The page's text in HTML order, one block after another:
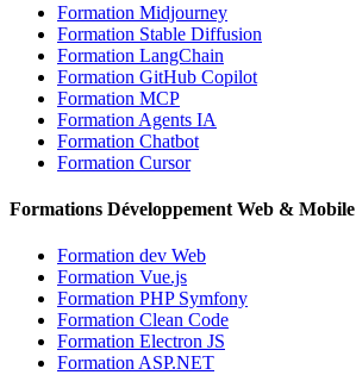
Formation Midjourney
Formation Stable Diffusion
Formation LangChain
Formation GitHub Copilot
Formation MCP
Formation Agents IA
Formation Chatbot
Formation Cursor
Formations Développement Web & Mobile
Formation dev Web
Formation Vue.js
Formation PHP Symfony
Formation Clean Code
Formation Electron JS
Formation ASP.NET